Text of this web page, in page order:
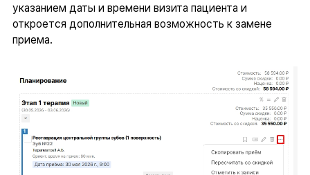
указанием даты и времени визита пациента и
откроется дополнительная возможность к замене
приема.